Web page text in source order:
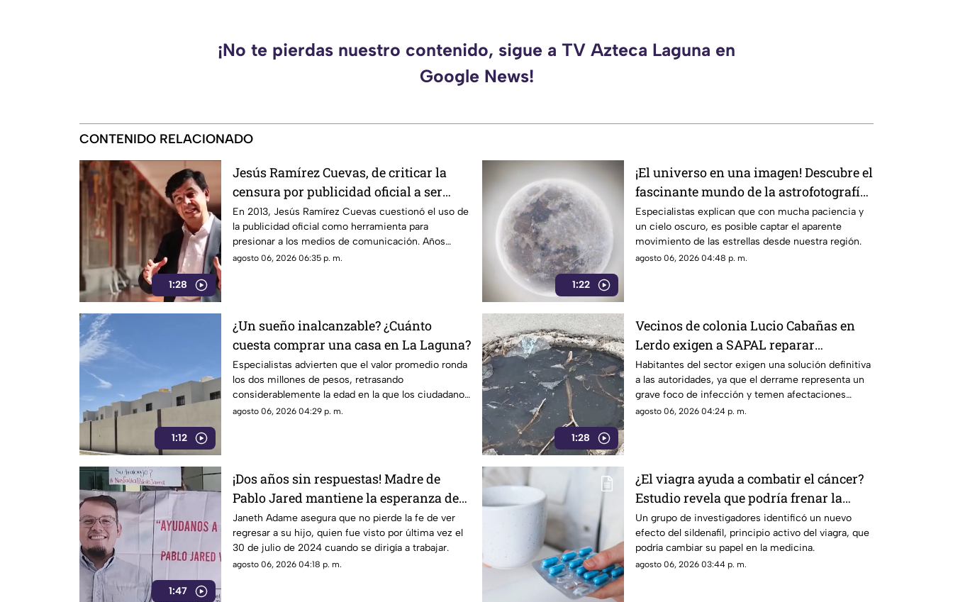
¡No te pierdas nuestro contenido, sigue a TV Azteca Laguna en
Google News!
CONTENIDO RELACIONADO
1:28
Jesús Ramírez Cuevas, de criticar la
censura por publicidad oficial a ser
señalado por estrategia de control
informativo
En 2013, Jesús Ramírez Cuevas cuestionó el uso de
la publicidad oficial como herramienta para
presionar a los medios de comunicación. Años
después, su papel dentro del gobierno ha reavivado
agosto 06, 2026 06:35 p. m.
1:22
¡El universo en una imagen! Descubre el
fascinante mundo de la astrofotografía
en La Laguna
Especialistas explican que con mucha paciencia y
un cielo oscuro, es posible captar el aparente
movimiento de las estrellas desde nuestra región.
agosto 06, 2026 04:48 p. m.
1:12
¿Un sueño inalcanzable? ¿Cuánto
cuesta comprar una casa en La Laguna?
Especialistas advierten que el valor promedio ronda
los dos millones de pesos, retrasando
considerablemente la edad en la que los ciudadanos
logran adquirir su patrimonio.
agosto 06, 2026 04:29 p. m.
1:28
Vecinos de colonia Lucio Cabañas en
Lerdo exigen a SAPAL reparar
constante brote de aguas negras
Habitantes del sector exigen una solución definitiva
a las autoridades, ya que el derrame representa un
grave foco de infección y temen afectaciones
estructurales.
agosto 06, 2026 04:24 p. m.
1:47
¡Dos años sin respuestas! Madre de
Pablo Jared mantiene la esperanza de
encontrarlo con vida
Janeth Adame asegura que no pierde la fe de ver
regresar a su hijo, quien fue visto por última vez el
30 de julio de 2024 cuando se dirigía a trabajar.
agosto 06, 2026 04:18 p. m.
¿El viagra ayuda a combatir el cáncer?
Estudio revela que podría frenar la
metástasis
Un grupo de investigadores identificó un nuevo
efecto del sildenafil, principio activo del viagra, que
podría cambiar su papel en la medicina.
agosto 06, 2026 03:44 p. m.